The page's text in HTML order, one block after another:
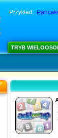
Przykład:
TRYB